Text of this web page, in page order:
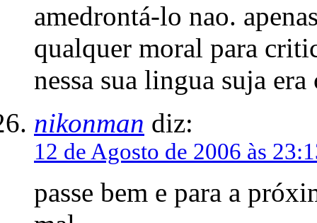
amedrontá-lo nao.
qualquer moral para
nessa sua lingua suja
nikonman diz:
12 de Agosto de 2006 às
passe bem e para a